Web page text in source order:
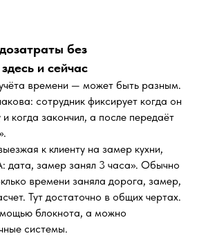
без
и сейчас
времени — может быть разным.
сотрудник фиксирует когда он
и когда закончил, а после передаёт
к клиенту на замер кухни,
дата, замер занял 3 часа». Обычно
времени заняла дорога, замер,
Тут достаточно в общих чертах.
блокнота, а можно
системы.